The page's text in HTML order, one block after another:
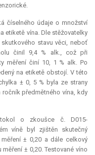
číselného údaje o množství
etiketě vína. Dle stěžovatelky
stavu věci, neboť
činil 9,4 % alk., což při
měření činí 10, 1 % alk. Po
na etiketě obstojí. V této
± 0, 5 % byla ze strany
předmětného vína, kdy
o zkoušce č. D015-
víně byl zjištěn skutečný
± 0,20 a dále celkový
± 0,20. Testované víno